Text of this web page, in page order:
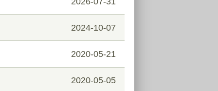
2024-10-07
2020-05-21
2020-05-05